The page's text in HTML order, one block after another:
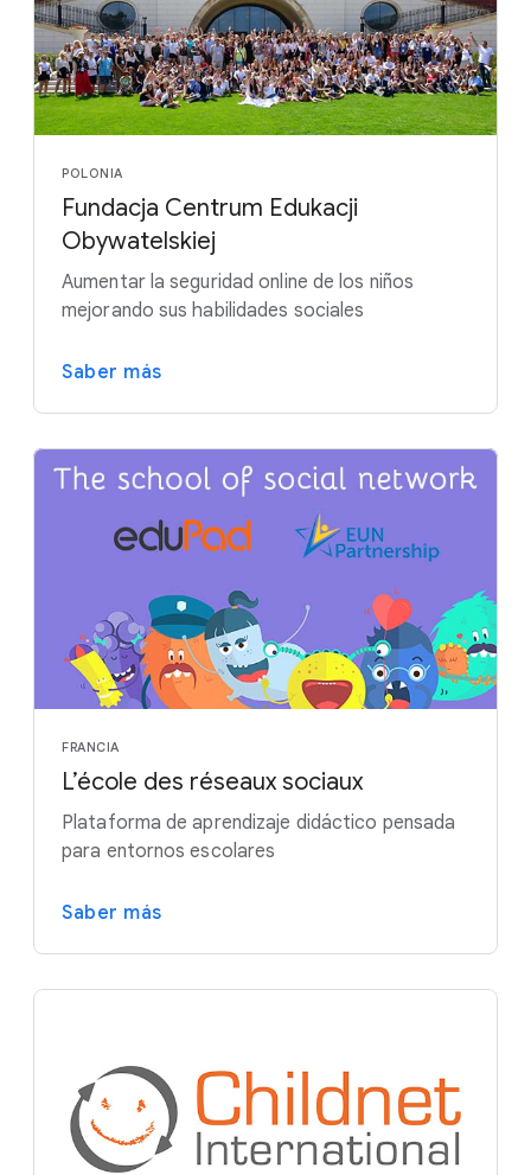
POLONIA
Fundacja Centrum Edukacji
Obywatelskiej
Aumentar la seguridad online de los niños
mejorando sus habilidades sociales
Saber más
FRANCIA
L’école des réseaux sociaux
Plataforma de aprendizaje didáctico pensada
para entornos escolares
Saber más